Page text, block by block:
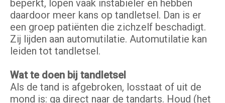
beperkt, lopen vaak instabieler en hebben
daardoor meer kans op tandletsel. Dan is er
een groep patiënten die zichzelf beschadigt.
Zij lijden aan automutilatie. Automutilatie kan
leiden tot tandletsel.
Wat te doen bij tandletsel
Als de tand is afgebroken, losstaat of uit de
mond is: ga direct naar de tandarts. Houd (het